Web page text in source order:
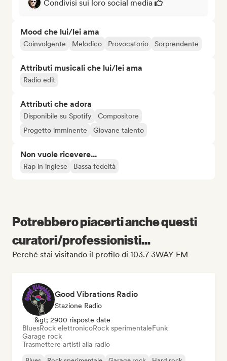
Condivisi sui loro social media
Mood che lui/lei ama
Coinvolgente Melodico Provocatorio Sorprendente
Attributi musicali che lui/lei ama
Radio edit
Attributi che adora
Disponibile su Spotify
Compositore
Progetto imminente
Giovane talento
Non vuole ricevere...
Rap in inglese Bassa fedeltà
Potrebbero piacerti anche questi
curatori/professionisti...
Perché stai visitando il profilo di 103.7 3WAY-FM
Good Vibrations Radio
Stazione Radio
&gt; 2900 risposte date
BluesRock elettronicoRock sperimentaleFunk
Garage rock
Trasmettere artisti alla radio